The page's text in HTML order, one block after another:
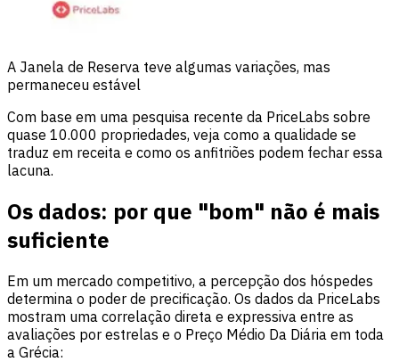
A Janela de Reserva teve algumas variações, mas
permaneceu estável
Com base em uma pesquisa recente da PriceLabs sobre
quase 10.000 propriedades, veja como a qualidade se
traduz em receita e como os anfitriões podem fechar essa
lacuna.
Os dados: por que "bom" não é mais
suficiente
Em um mercado competitivo, a percepção dos hóspedes
determina o poder de precificação. Os dados da PriceLabs
mostram uma correlação direta e expressiva entre as
avaliações por estrelas e o Preço Médio Da Diária em toda
a Grécia: